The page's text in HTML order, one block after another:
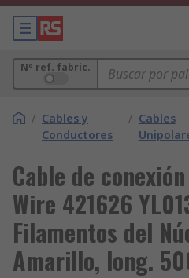
Nº ref. fabric.
/ Cables y
Conductores
/ Cables
Cable de
Wire 421626
Filamentos del
Amarillo, long.